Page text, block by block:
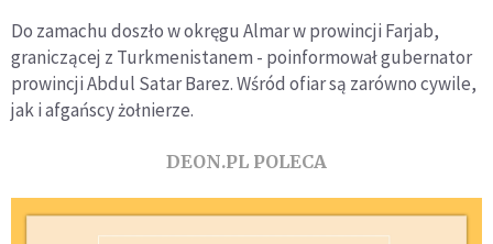
Do zamachu doszło w okręgu Almar w prowincji Farjab,
graniczącej z Turkmenistanem - poinformował gubernator
prowincji Abdul Satar Barez. Wśród ofiar są zarówno cywile,
jak i afgańscy żołnierze.
DEON.PL POLECA